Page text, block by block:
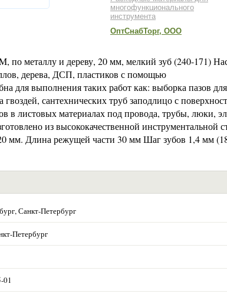
многофункционального
инструмента
ОптСнабТорг, ООО
металлу и дереву, 20 мм, мелкий зуб (240-171)
дерева, ДСП, пластиков с помощью
для выполнения таких работ как: выборка пазов для
сантехнических труб заподлицо с
в листовых материалах под провода, трубы, люки,
из высококачественной инструментальной
мм. Длина режущей части 30 мм Шаг зубов 1,4 мм
Санкт-Петербург
Петербург
01